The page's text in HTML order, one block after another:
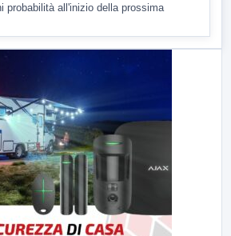
probabilità all'inizio della prossima